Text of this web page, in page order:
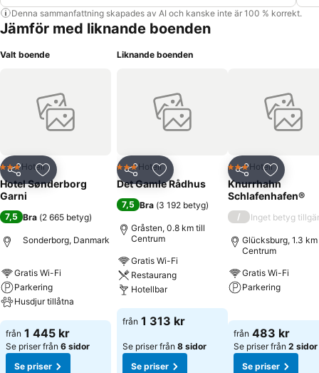
Denna sammanfattning skapades av AI och kanske inte är 100 % korrekt.
Jämför med liknande boenden
Valt boende
Dela Lägg till i Mina Favoriter
3 Stjärnor
Hotell
Hotel Sønderborg
Garni
7,5 Bra (2 665 betyg)
Sonderborg, Danmark
Gratis Wi-Fi
Parkering
Husdjur tillåtna
Se priser
från 1 445 kr
Se priser från 6 sidor
Se priser
Liknande boenden
Dela Lägg till i Mina Favoriter
3 Stjärnor
Hotell
Det Gamle Rådhus
7,5 Bra (3 192 betyg)
Gråsten, 0.8 km till
Centrum
Gratis Wi-Fi
Restaurang
Hotellbar
Se priser
från 1 313 kr
Se priser från 8 sidor
Se priser
Dela Lägg till
3 Stjärnor
Hotell
Knurrhahn
Schlafenhafen®
/ Inget betyg
Glücksburg, 1.3
Centrum
Gratis Wi-Fi
Parkering
Se priser
från 483 kr
Se priser från 2 sidor
Se priser